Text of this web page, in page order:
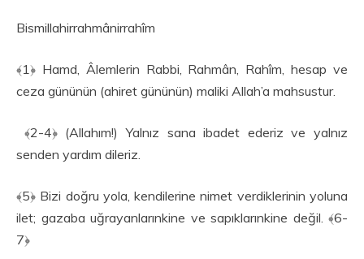
Bismillahirrahmânirrahîm
﴾1﴿ Hamd, Âlemlerin Rabbi, Rahmân, Rahîm, hesap ve
ceza gününün (ahiret gününün) maliki Allah’a mahsustur.
﴾2-4﴿ (Allahım!) Yalnız sana ibadet ederiz ve yalnız
senden yardım dileriz.
﴾5﴿ Bizi doğru yola, kendilerine nimet verdiklerinin yoluna
ilet; gazaba uğrayanlarınkine ve sapıklarınkine değil. ﴾6-
7﴿